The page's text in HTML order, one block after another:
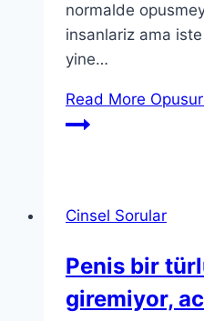
normalde
insanlariz ama
yine…
Read More
Cinsel Sorular
Penis bir
giremiyor,